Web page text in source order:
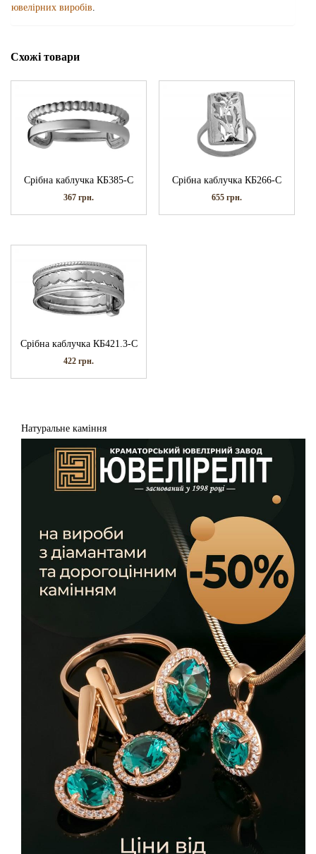
ювелірних виробів
Схожі товари
Срібна каблучка КБ385-С
367грн.
Срібна каблучка КБ266-С
655 грн.
Срібна каблучка КБ421.3-С
422грн.
Натуральне каміння